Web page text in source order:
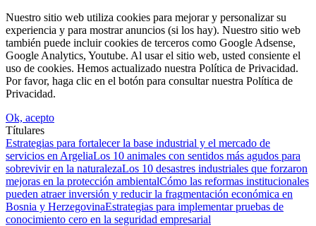
Nuestro sitio web utiliza cookies para mejorar y personalizar su
experiencia y para mostrar anuncios (si los hay). Nuestro sitio web
también puede incluir cookies de terceros como Google Adsense,
Google Analytics, Youtube. Al usar el sitio web, usted consiente el
uso de cookies. Hemos actualizado nuestra Política de Privacidad.
Por favor, haga clic en el botón para consultar nuestra Política de
Privacidad.
Ok, acepto
Títulares
Estrategias para fortalecer la base industrial y el mercado de
servicios en ArgeliaLos 10 animales con sentidos más agudos para
sobrevivir en la naturalezaLos 10 desastres industriales que forzaron
mejoras en la protección ambientalCómo las reformas institucionales
pueden atraer inversión y reducir la fragmentación económica en
Bosnia y HerzegovinaEstrategias para implementar pruebas de
conocimiento cero en la seguridad empresarial